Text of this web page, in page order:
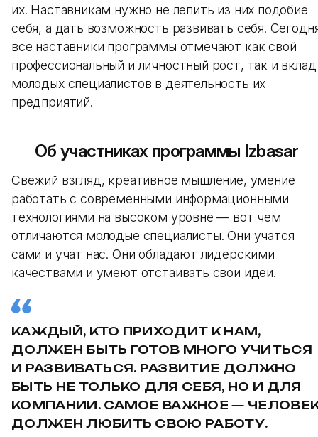
их. Наставникам нужно не лепить из них подобие
себя, а дать возможность развивать себя.
все наставники программы отмечают как свой
профессиональный и личностный рост, так и вклад
молодых специалистов в деятельность их
предприятий.
Об участниках программы Izbasar
Свежий взгляд, креативное мышление, умение
работать с современными информационными
технологиями на высоком уровне — вот чем
отличаются молодые специалисты. Они учатся
сами и учат нас. Они обладают лидерскими
качествами и умеют отстаивать свои идеи.
КАЖДЫЙ, КТО ПРИХОДИТ К НАМ,
ДОЛЖЕН БЫТЬ ГОТОВ МНОГО УЧИТЬСЯ
И РАЗВИВАТЬСЯ. РАЗВИТИЕ ДОЛЖНО
БЫТЬ НЕ ТОЛЬКО ДЛЯ СЕБЯ, НО И ДЛЯ
КОМПАНИИ. САМОЕ ВАЖНОЕ —
ДОЛЖЕН ЛЮБИТЬ СВОЮ РАБОТУ.